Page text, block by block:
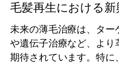
毛髪再生における新
未来の薄毛治療は、タ
や遺伝子治療など、よ
期待されています。特に